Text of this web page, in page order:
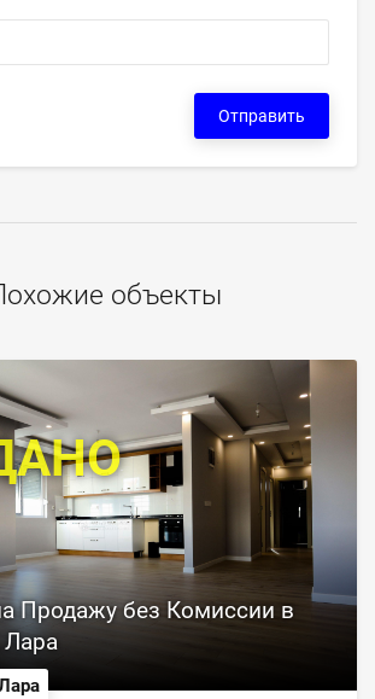
Отправить
объекты
Продажу без Комиссии в
Лара